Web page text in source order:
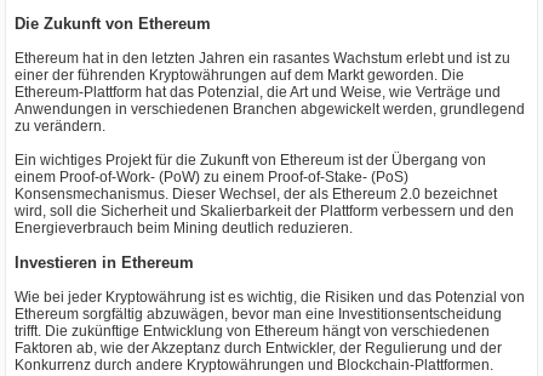
Die Zukunft von Ethereum
Ethereum hat in den letzten Jahren ein rasantes Wachstum erlebt und ist zu
einer der führenden Kryptowährungen auf dem Markt geworden. Die
Ethereum-Plattform hat das Potenzial, die Art und Weise, wie Verträge und
Anwendungen in verschiedenen Branchen abgewickelt werden, grundlegend
zu verändern.
Ein wichtiges Projekt für die Zukunft von Ethereum ist der Übergang von
einem Proof-of-Work- (PoW) zu einem Proof-of-Stake- (PoS)
Konsensmechanismus. Dieser Wechsel, der als Ethereum 2.0 bezeichnet
wird, soll die Sicherheit und Skalierbarkeit der Plattform verbessern und den
Energieverbrauch beim Mining deutlich reduzieren.
Investieren in Ethereum
Wie bei jeder Kryptowährung ist es wichtig, die Risiken und das Potenzial von
Ethereum sorgfältig abzuwägen, bevor man eine Investitionsentscheidung
trifft. Die zukünftige Entwicklung von Ethereum hängt von verschiedenen
Faktoren ab, wie der Akzeptanz durch Entwickler, der Regulierung und der
Konkurrenz durch andere Kryptowährungen und Blockchain-Plattformen.